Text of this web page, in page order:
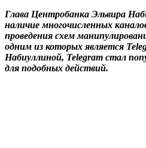
Глава Центробанка Эльвира
наличие многочисленных
проведения схем
одним из которых является
Набиуллиной, Telegram стал
для подобных действий.